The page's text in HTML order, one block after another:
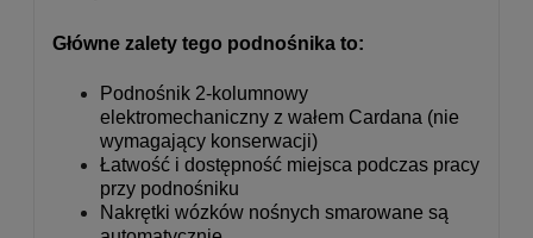
Główne zalety tego podnośnika to:
Podnośnik 2-kolumnowy
elektromechaniczny z wałem Cardana (nie
wymagający konserwacji)
Łatwość i dostępność miejsca podczas pracy
przy podnośniku
Nakrętki wózków nośnych smarowane są